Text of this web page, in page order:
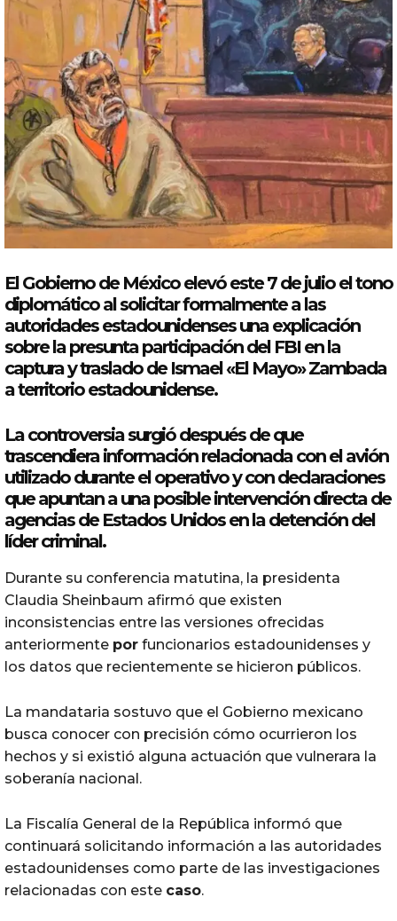
El Gobierno deMéxicoelevó este 7 de julio el tono
diplomático al solicitar formalmente a las
autoridades estadounidenses una explicación
sobre la presunta participación del FBI en la
captura y traslado de Ismael «El Mayo»Zambada
a territorio estadounidense.
La controversia surgió después de que
trascendiera información relacionada con el avión
utilizado durante el operativo y con declaraciones
que apuntan a una posible intervención directa de
agencias deEstados Unidosen la detención del
líder criminal.
Durante su conferencia matutina, la presidenta
Claudia Sheinbaum afirmó que existen
inconsistencias entre las versiones ofrecidas
anteriormente por funcionarios estadounidenses y
los datos que recientemente se hicieron públicos.
La mandataria sostuvo que el Gobierno mexicano
busca conocer con precisión cómo ocurrieron los
hechos y si existió alguna actuación que vulnerara la
soberanía nacional.
La Fiscalía General de la República informó que
continuará solicitando información a las autoridades
estadounidenses como parte de las investigaciones
relacionadas con este caso.